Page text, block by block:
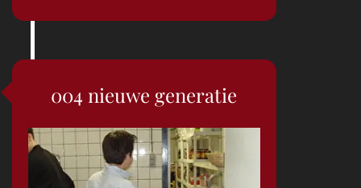
2004 nieuwe generatie